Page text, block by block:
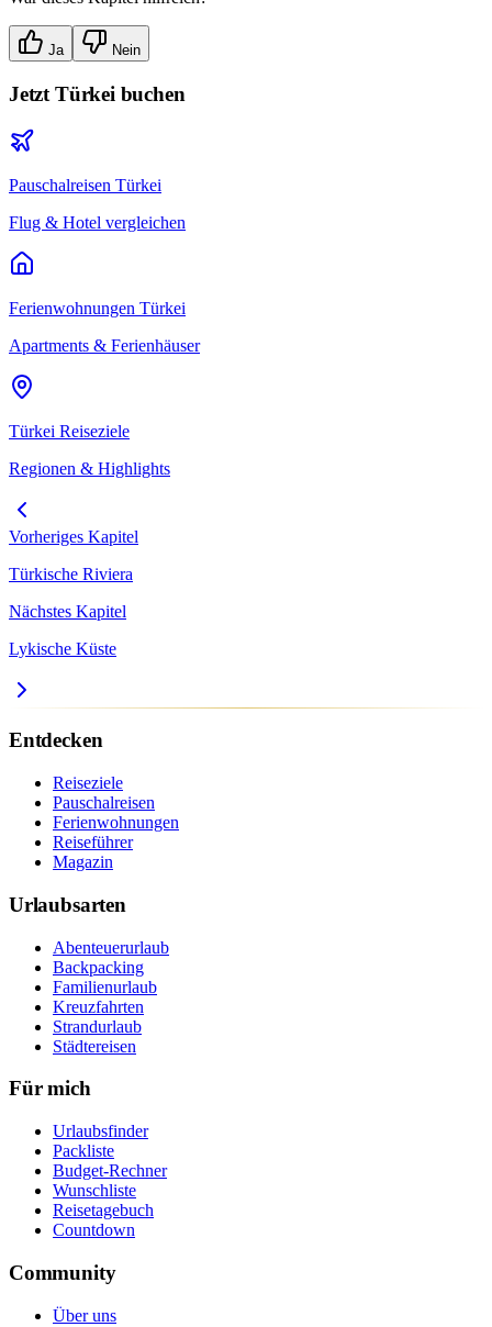
Ja Nein
Jetzt Türkei buchen
Pauschalreisen Türkei
Flug & Hotel vergleichen
Ferienwohnungen Türkei
Apartments & Ferienhäuser
Türkei Reiseziele
Regionen & Highlights
Vorheriges Kapitel
Türkische Riviera
Nächstes Kapitel
Lykische Küste
Entdecken
Reiseziele
Pauschalreisen
Ferienwohnungen
Reiseführer
Magazin
Urlaubsarten
Abenteuerurlaub
Backpacking
Familienurlaub
Kreuzfahrten
Strandurlaub
Städtereisen
Für mich
Urlaubsfinder
Packliste
Budget-Rechner
Wunschliste
Reisetagebuch
Countdown
Community
Über uns